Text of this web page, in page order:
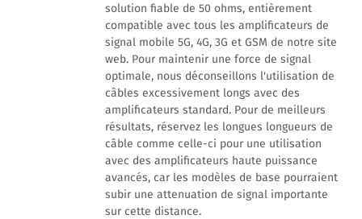
solution fiable de 50 ohms, entièrement
compatible avec tous les amplificateurs de
signal mobile 5G, 4G, 3G et GSM de notre site
web. Pour maintenir une force de signal
optimale, nous déconseillons l'utilisation de
câbles excessivement longs avec des
amplificateurs standard. Pour de meilleurs
résultats, réservez les longues longueurs de
câble comme celle-ci pour une utilisation
avec des amplificateurs haute puissance
avancés, car les modèles de base pourraient
subir une attenuation de signal importante
sur cette distance.